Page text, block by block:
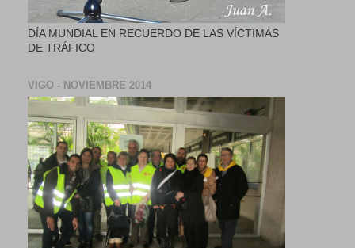
DÍA MUNDIAL EN RECUERDO DE LAS VÍCTIMAS
DE TRÁFICO
VIGO - NOVIEMBRE 2014